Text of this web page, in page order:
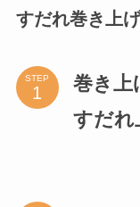
すだれ巻き上
STEP
巻き上
すだれ